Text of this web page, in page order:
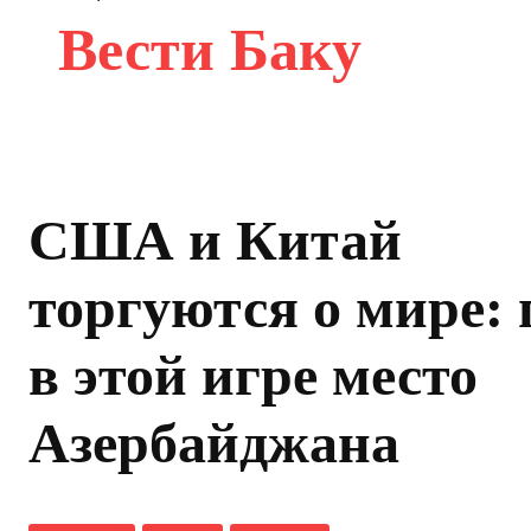
Вести Баку
США и Китай
торгуются о мире:
в этой игре место
Азербайджана